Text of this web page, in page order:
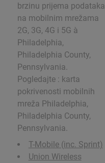
brzinu prijema podataka
na mobilnim mrežama
2G, 3G, 4G i 5G à
Philadelphia,
Philadelphia County,
Pennsylvania.
Pogledajte : karta
pokrivenosti mobilnih
mreža Philadelphia,
Philadelphia County,
Pennsylvania.
T-Mobile (inc. Sprint)
Union Wireless